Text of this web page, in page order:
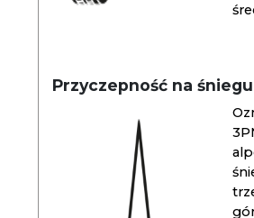
Przyczepność na śniegu